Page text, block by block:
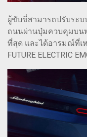
ผู้ขับขี่สามารถปรับระ
ถนนผ่านปุ่มควบคุมบน
ที่สุด และได้อารมณ์ที่เ
FUTURE ELECTRIC